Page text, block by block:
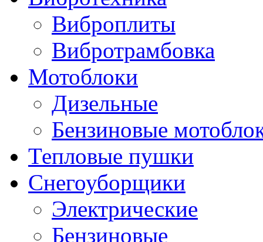
Виброплиты
Вибротрамбовка
Мотоблоки
Дизельные
Бензиновые
Тепловые пушки
Снегоуборщики
Электрические
Бензиновые